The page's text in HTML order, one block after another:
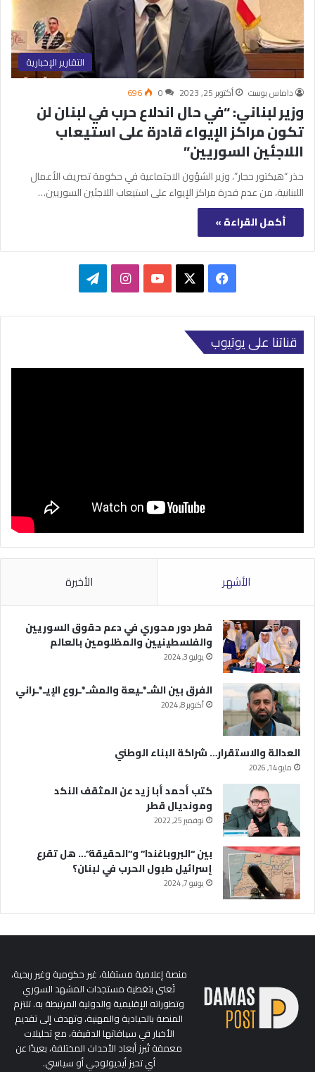
التقارير الإخبارية
داماس بوست أكتوبر 25, 2023 0
696
وزير لبناني: “في حال اندلاع حرب في لبنان لن
تكون مراكز الإيواء قادرة على استيعاب
اللاجئين السوريين”
حذر “هيكتور حجار”، وزير الشؤون الاجتماعية في حكومة تصريف الأعمال
اللبنانية، من عدم قدرة مراكز الإيواء على استيعاب اللاجئين السوريين…
أكمل القراءة »
فيسبوك ‫YouTubeانستقرامتيلقرام
قناتنا على يوتيوب
الأشهر الأخيرة
قطر دور محوري في دعم حقوق السوريين
والفلسطينيين والمظلومين بالعالم
يوليو 3, 2024
الفرق بين الشـ*ـيعة والمشـ*ـروع الإيـ*ـراني
أكتوبر 8, 2024
العدالة والاستقرار… شراكة البناء الوطني
مايو 14, 2026
كتب أحمد أبا زيد عن المثقف النكد
ومونديال قطر
نوفمبر 25, 2022
بين “البروباغندا” و”الحقيقة”… هل تقرع
إسرائيل طبول الحرب في لبنان؟
يونيو 7, 2024
منصة إعلامية مستقلة، غير حكومية وغير ربحية،
تُعنى بتغطية مستجدات المشهد السوري
وتطوراته الإقليمية والدولية المرتبطة به. تلتزم
المنصة بالحيادية والمهنية، وتهدف إلى تقديم
الأخبار في سياقاتها الدقيقة، مع تحليلات
معمقة تُبرز أبعاد الأحداث المختلفة، بعيدًا عن
أي تحيز أيديولوجي أو سياسي.